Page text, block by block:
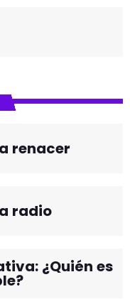
renacer
radio
¿Quién es